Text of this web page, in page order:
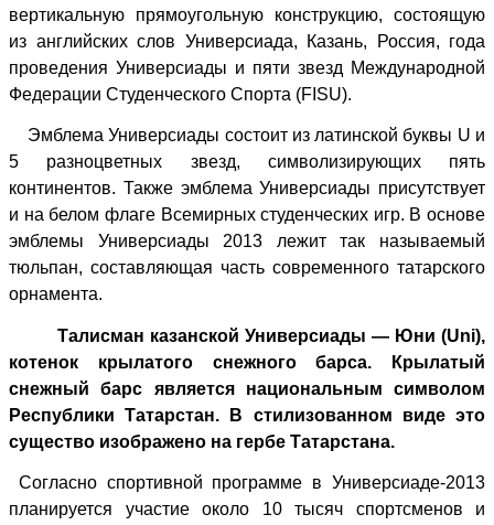
вертикальную прямоугольную конструкцию, состоящую
из английских слов Универсиада, Казань, Россия, года
проведения Универсиады и пяти звезд Международной
Федерации Студенческого Спорта (FISU).
Эмблема Универсиады состоит из латинской буквы U и
5 разноцветных звезд, символизирующих пять
континентов. Также эмблема Универсиады присутствует
и на белом флаге Всемирных студенческих игр. В основе
эмблемы Универсиады 2013 лежит так называемый
тюльпан, составляющая часть современного татарского
орнамента.
Талисман казанской Универсиады — Юни (Uni),
котенок крылатого снежного барса. Крылатый
снежный барс является национальным символом
Республики Татарстан. В стилизованном виде это
существо изображено на гербе Татарстана.
Согласно спортивной программе в Универсиаде-2013
планируется участие около 10 тысяч спортсменов и